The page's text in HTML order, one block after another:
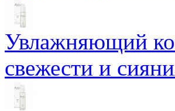
Увлажняющий
свежести и